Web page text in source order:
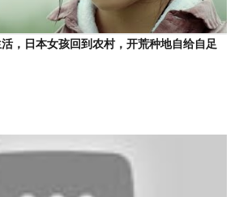
活，日本女孩回到农村，开荒种地自给自足